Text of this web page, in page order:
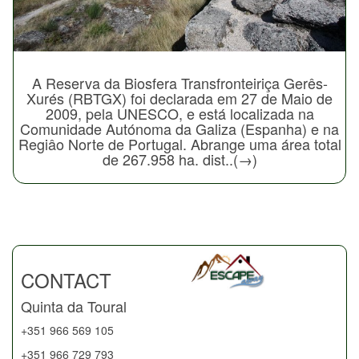
A Reserva da Biosfera Transfronteiriça Gerês-
Xurés (RBTGX) foi declarada em 27 de Maio de
2009, pela UNESCO, e está localizada na
Comunidade Autónoma da Galiza (Espanha) e na
Regiâo Norte de Portugal. Abrange uma área total
de 267.958 ha. dist..(→)
CONTACT
Quinta da Toural
+351 966 569 105
+351 966 729 793